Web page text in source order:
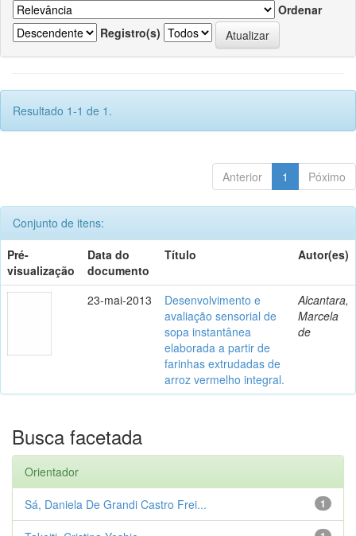
Ordenar
Registro(s)
Resultado 1-1 de 1.
Anterior 1 Póximo
Conjunto de itens:
Pré-
visualização
Data do
documento
Título Autor(es)
23-mai-2013
Desenvolvimento e
avaliação sensorial de
sopa instantânea
elaborada a partir de
farinhas extrudadas de
arroz vermelho integral.
Alcantara,
Marcela
de
Busca facetada
Orientador
1
Sá, Daniela De Grandi Castro Frei...